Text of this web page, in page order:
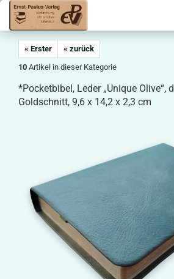
« Erster
« zurück
10 Artikel in dieser Kategorie
*Pocketbibel, Leder „Unique Olive“,
Goldschnitt, 9,6 x 14,2 x 2,3 cm